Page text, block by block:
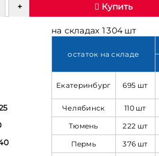
Купить
на складах 1 304 шт
остаток на складе
Екатеринбург 695 шт
Челябинск
110 шт
Тюмень
222 шт
Пермь
376 шт